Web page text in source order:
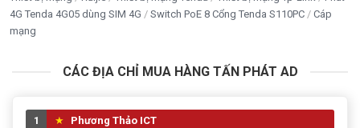
4G Tenda 4G05 dùng SIM 4G
Switch PoE 8 Cổng Tenda S110PC
Cáp
mạng
CÁC ĐỊA CHỈ MUA HÀNG TẤN PHÁT AD
1 Phương Thảo ICT